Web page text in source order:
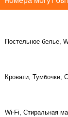
Постельное белье,
Кровати,
Wi-Fi, Стиральная